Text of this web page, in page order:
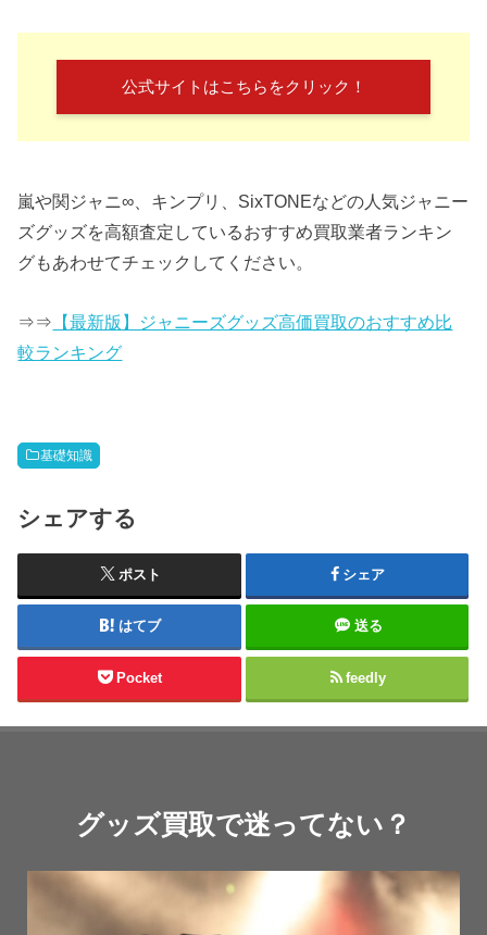
公式サイトはこちらをクリック！
嵐や関ジャニ∞、キンプリ、SixTONEなどの人気ジャニー
ズグッズを高額査定しているおすすめ買取業者ランキン
グもあわせてチェックしてください。
⇒⇒ 【最新版】ジャニーズグッズ高価買取のおすすめ比
較ランキング
基礎知識
シェアする
ポスト シェア
はてブ 送る
Pocket feedly
グッズ買取で迷ってない？